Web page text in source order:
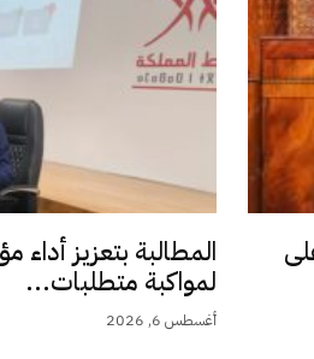
على المطالبة بتعزيز
لمواكبة متطلبات...
أغسطس 6, 2026